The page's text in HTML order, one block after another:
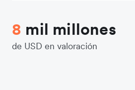
8 mil millones
de USD en valoración